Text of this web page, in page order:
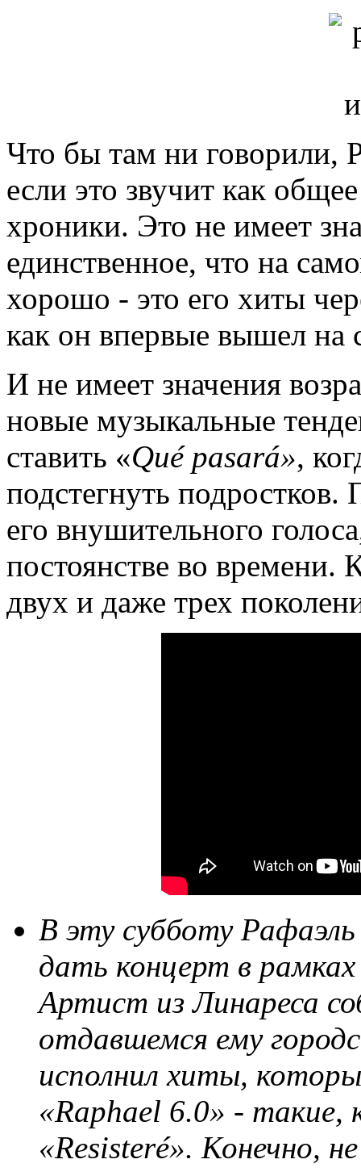
Что бы там ни говорили,
если это звучит как
хроники. Это не имеет
единственное, что на
хорошо - это его хиты
как он впервые вышел на
И не имеет значения
новые музыкальные
ставить «Qué pasará»,
подстегнуть
его внушительного
постоянстве во времени.
двух и даже трех
В эту субботу
дать концерт в
Артист из Линареса
отдавшемся ему
исполнил хиты,
«Raphael 6.0» - такие,
«Resisteré». Конечно,